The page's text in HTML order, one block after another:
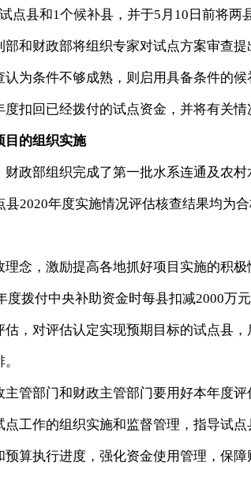
点县和1个候补县，并于5月10日前将
部和财政部将组织专家对试点方案审查
认为条件不够成熟，则启用具备条件的
度扣回已经拨付的试点资金，并将有关情
目的组织实施
部组织完成了第一批水系连通及农村
县2020年度实施情况评估核查结果均为
，激励提高各地抓好项目实施的积极
度拨付中央补助资金时每县扣减2000万
估，对评估认定实现预期目标的试点县
部门和财政主管部门要用好本年度评
点工作的组织实施和监督管理，指导试
预算执行进度，强化资金使用管理，保